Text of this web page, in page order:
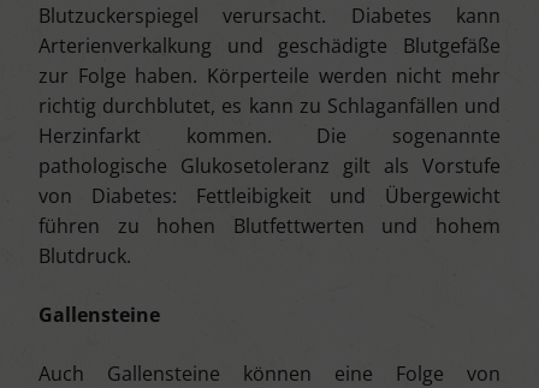
Blutzuckerspiegel verursacht. Diabetes kann
Arterienverkalkung und geschädigte Blutgefäße
zur Folge haben. Körperteile werden nicht mehr
richtig durchblutet, es kann zu Schlaganfällen und
Herzinfarkt kommen. Die sogenannte
pathologische Glukosetoleranz gilt als Vorstufe
von Diabetes: Fettleibigkeit und Übergewicht
führen zu hohen Blutfettwerten und hohem
Blutdruck.
Gallensteine
Auch Gallensteine können eine Folge von